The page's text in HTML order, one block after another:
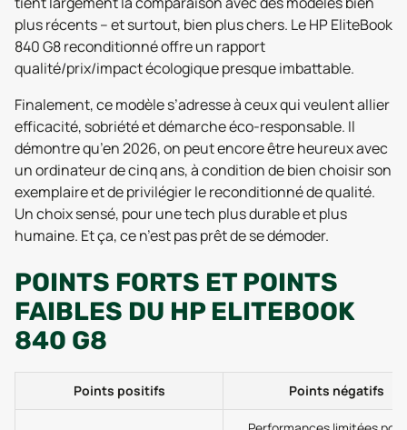
plus récents – et surtout, bien plus chers. Le HP EliteBook
840 G8 reconditionné offre un rapport
qualité/prix/impact écologique presque imbattable.
Finalement, ce modèle s’adresse à ceux qui veulent allier
efficacité, sobriété et démarche éco-responsable. Il
démontre qu’en 2026, on peut encore être heureux avec
un ordinateur de cinq ans, à condition de bien choisir son
exemplaire et de privilégier le reconditionné de qualité.
Un choix sensé, pour une tech plus durable et plus
humaine. Et ça, ce n’est pas prêt de se démoder.
POINTS FORTS ET POINTS
FAIBLES DU HP ELITEBOOK
840 G8
Points positifs Points négatifs